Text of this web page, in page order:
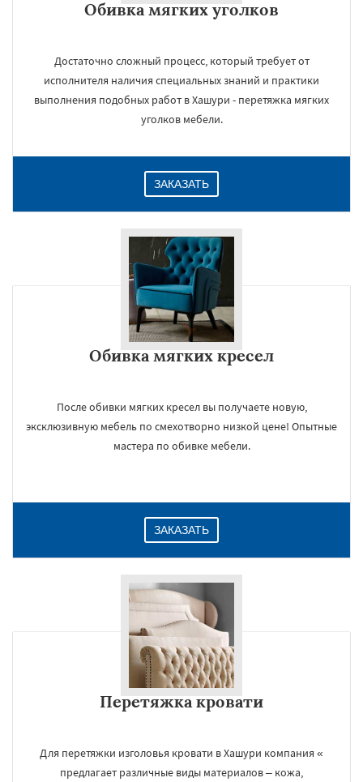
Обивка мягких уголков
Достаточно сложный процесс, который требует от
исполнителя наличия специальных знаний и практики
выполнения подобных работ в Хашури - перетяжка мягких
уголков мебели.
ЗАКАЗАТЬ
Обивка мягких кресел
После обивки мягких кресел вы получаете новую,
эксклюзивную мебель по смехотворно низкой цене! Опытные
мастера по обивке мебели.
ЗАКАЗАТЬ
Перетяжка кровати
Для перетяжки изголовья кровати в Хашури компания «
предлагает различные виды материалов – кожа,